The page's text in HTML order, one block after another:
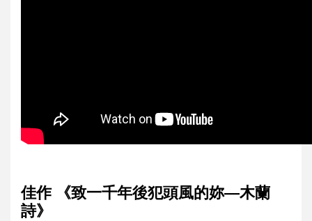
佳作 《致一千年後犯頭風的妳—木蘭
詩》